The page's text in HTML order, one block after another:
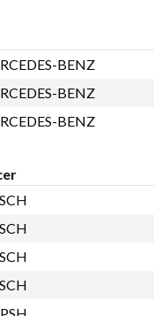
BENZ
BENZ
BENZ